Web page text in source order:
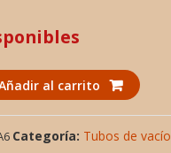
al carrito
Categoría: Tubos de vacío